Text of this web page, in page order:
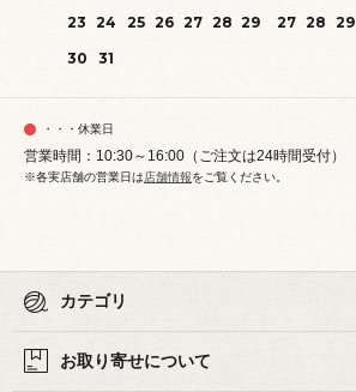
23 24 25 26 27 28 29
30
31
27 28 29
・・・休業日
営業時間：10:30～16:00（ご注文は24時間受付）
※各実店舗の営業日は店舗情報をご覧ください。
カテゴリ
お取り寄せについて